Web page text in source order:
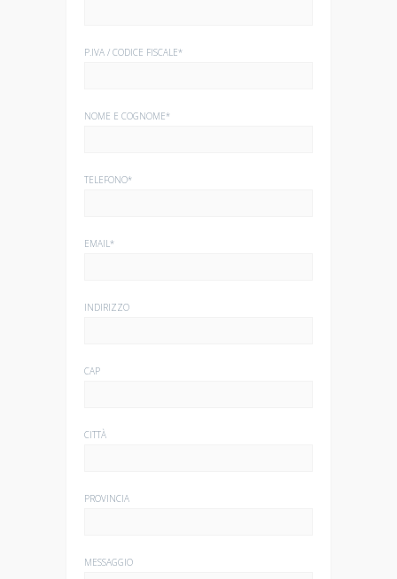
P.IVA / CODICE FISCALE*
NOME E COGNOME*
TELEFONO*
EMAIL*
INDIRIZZO
CAP
CITTÀ
PROVINCIA
MESSAGGIO